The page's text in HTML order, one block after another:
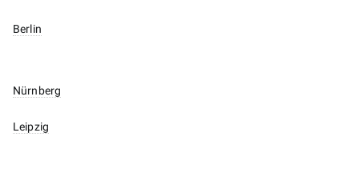
Berlin
Nürnberg
Leipzig